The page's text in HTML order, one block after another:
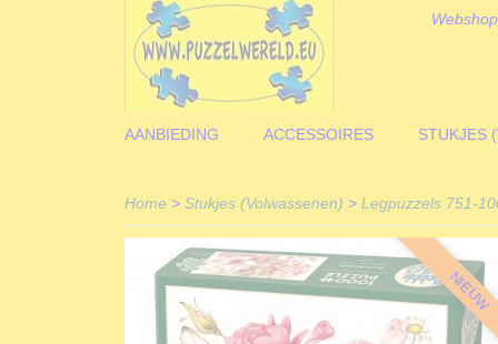
Webshop
AANBIEDING ACCESSOIRES STUKJES
Home > Stukjes (Volwassenen) > Legpuzzels 751-
NIEUW